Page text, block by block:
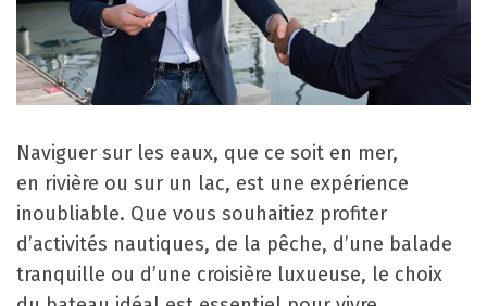
Naviguer sur les eaux, que ce soit en mer,
en rivière ou sur un lac, est une expérience
inoubliable. Que vous souhaitiez profiter
d’activités nautiques, de la pêche, d’une balade
tranquille ou d’une croisière luxueuse, le choix